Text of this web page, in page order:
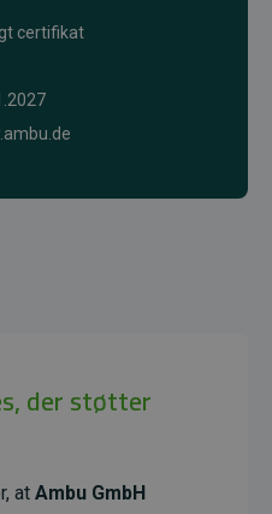
certifikat
der støtter
at Ambu GmbH